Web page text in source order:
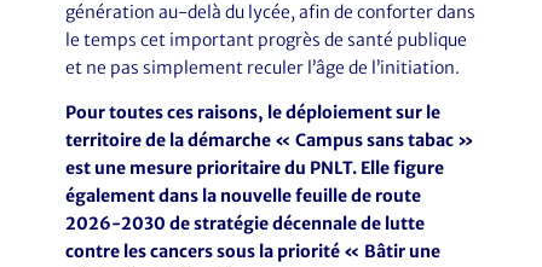
génération au-delà du lycée, afin de conforter dans
le temps cet important progrès de santé publique
et ne pas simplement reculer l’âge de l’initiation.
Pour toutes ces raisons, le déploiement sur le
territoire de la démarche « Campus sans tabac »
est une mesure prioritaire du PNLT. Elle figure
également dans la nouvelle feuille de route
2026-2030 de stratégie décennale de lutte
contre les cancers sous la priorité « Bâtir une